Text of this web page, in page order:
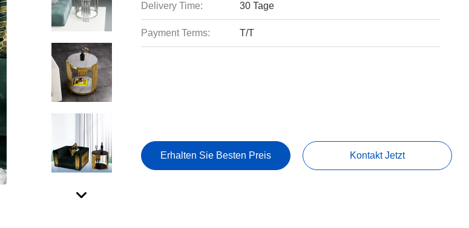
Delivery Time: 30 Tage
Payment Terms: T/T
Erhalten Sie Besten Preis Kontakt Jetzt